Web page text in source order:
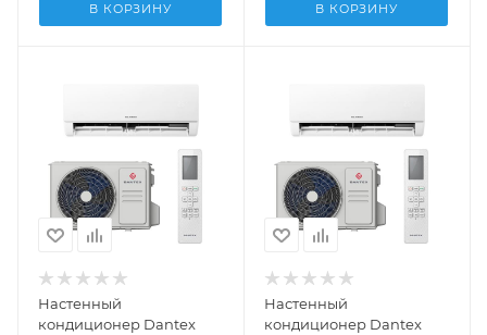
В КОРЗИНУ В КОРЗИНУ
Настенный
кондиционер Dantex
Настенный
кондиционер Dantex